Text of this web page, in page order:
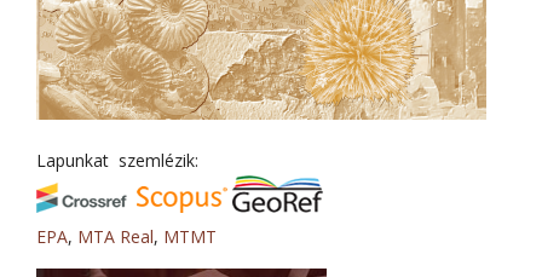
Lapunkat szemlézik:
EPA, MTA Real, MTMT